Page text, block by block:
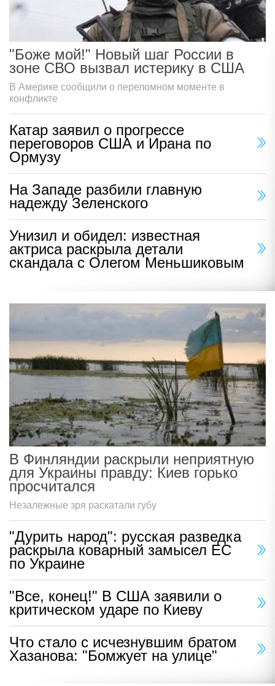
"Боже мой!" Новый шаг России в
зоне СВО вызвал истерику в США
В Америке сообщили о переломном моменте в
конфликте
Катар заявил о прогрессе
переговоров США и Ирана по
Ормузу
На Западе разбили главную
надежду Зеленского
Унизил и обидел: известная
актриса раскрыла детали
скандала с Олегом Меньшиковым
В Финляндии раскрыли неприятную
для Украины правду: Киев горько
просчитался
Незалежные зря раскатали губу
"Дурить народ": русская разведка
раскрыла коварный замысел ЕС
по Украине
"Все, конец!" В США заявили о
критическом ударе по Киеву
Что стало с исчезнувшим братом
Хазанова: "Бомжует на улице"